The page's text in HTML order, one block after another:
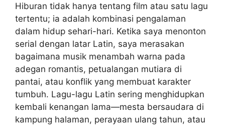
Hiburan tidak hanya tentang film atau satu lagu
tertentu; ia adalah kombinasi pengalaman
dalam hidup sehari-hari. Ketika saya menonton
serial dengan latar Latin, saya merasakan
bagaimana musik menambah warna pada
adegan romantis, petualangan mutiara di
pantai, atau konflik yang membuat karakter
tumbuh. Lagu-lagu Latin sering menghidupkan
kembali kenangan lama—mesta bersaudara di
kampung halaman, perayaan ulang tahun, atau